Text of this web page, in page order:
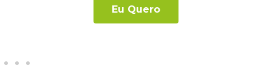
Eu Quero